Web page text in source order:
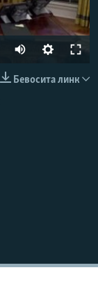
Бевосита линк